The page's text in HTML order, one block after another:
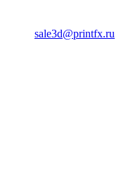
sale3d@printfx.ru